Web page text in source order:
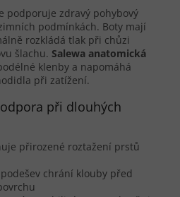
podporuje zdravý pohybový
podmínkách. Boty mají
rozkládá tlak při chůzi
šlachu. Salewa anatomická
klenby a napomáhá
při zatížení.
při dlouhých
přirozené roztažení prstů
chrání klouby před